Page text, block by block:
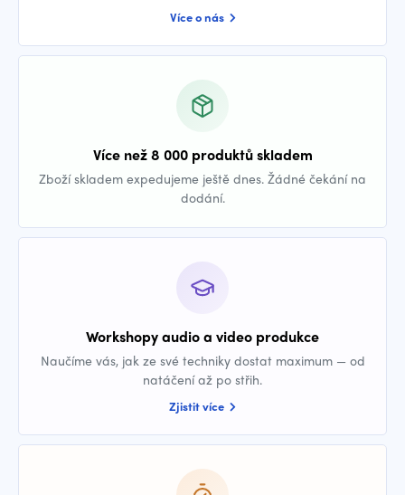
Více o nás
Více než 8 000 produktů skladem
Zboží skladem expedujeme ještě dnes. Žádné čekání na
dodání.
Workshopy audio a video produkce
Naučíme vás, jak ze své techniky dostat maximum — od
natáčení až po střih.
Zjistit více